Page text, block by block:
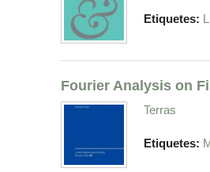
Etiquetes:
Fourier Analysis on
Terras
Etiquetes: